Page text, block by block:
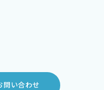
問い合わせ